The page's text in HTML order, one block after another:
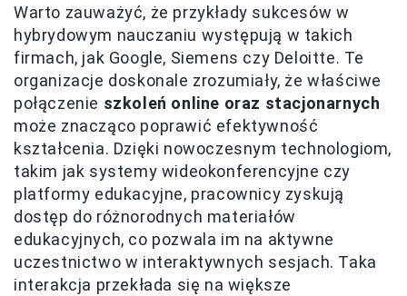
Warto zauważyć, że przykłady sukcesów w
hybrydowym nauczaniu występują w takich
firmach, jak Google, Siemens czy Deloitte. Te
organizacje doskonale zrozumiały, że właściwe
połączenie szkoleń online oraz stacjonarnych
może znacząco poprawić efektywność
kształcenia. Dzięki nowoczesnym technologiom,
takim jak systemy wideokonferencyjne czy
platformy edukacyjne, pracownicy zyskują
dostęp do różnorodnych materiałów
edukacyjnych, co pozwala im na aktywne
uczestnictwo w interaktywnych sesjach. Taka
interakcja przekłada się na większe